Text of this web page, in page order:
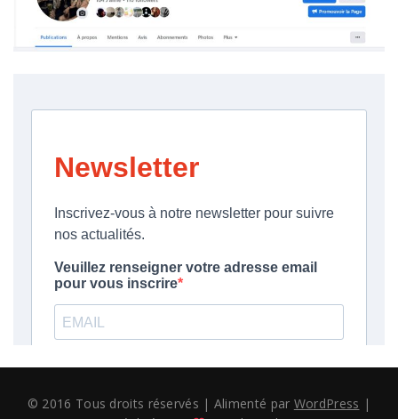
© 2016 Tous droits réservés | Alimenté par WordPress |